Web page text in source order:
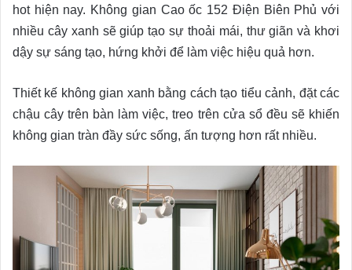
hot hiện nay. Không gian Cao ốc 152 Điện Biên Phủ với
nhiều cây xanh sẽ giúp tạo sự thoải mái, thư giãn và khơi
dậy sự sáng tạo, hứng khởi để làm việc hiệu quả hơn.
Thiết kế không gian xanh bằng cách tạo tiểu cảnh, đặt các
chậu cây trên bàn làm việc, treo trên cửa sổ đều sẽ khiến
không gian tràn đầy sức sống, ấn tượng hơn rất nhiều.